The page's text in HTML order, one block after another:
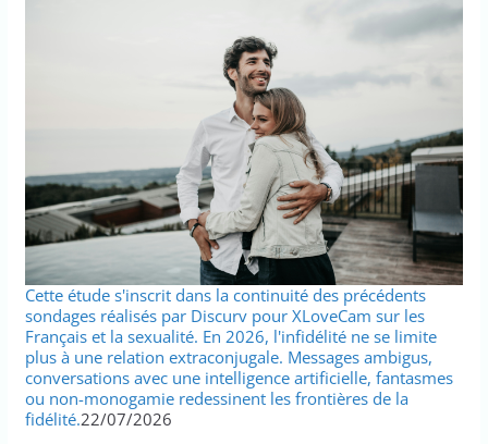
Cette étude s'inscrit dans la continuité des précédents
sondages réalisés par Discurv pour XLoveCam sur les
Français et la sexualité. En 2026, l'infidélité ne se limite
plus à une relation extraconjugale. Messages ambigus,
conversations avec une intelligence artificielle, fantasmes
ou non-monogamie redessinent les frontières de la
fidélité.22/07/2026